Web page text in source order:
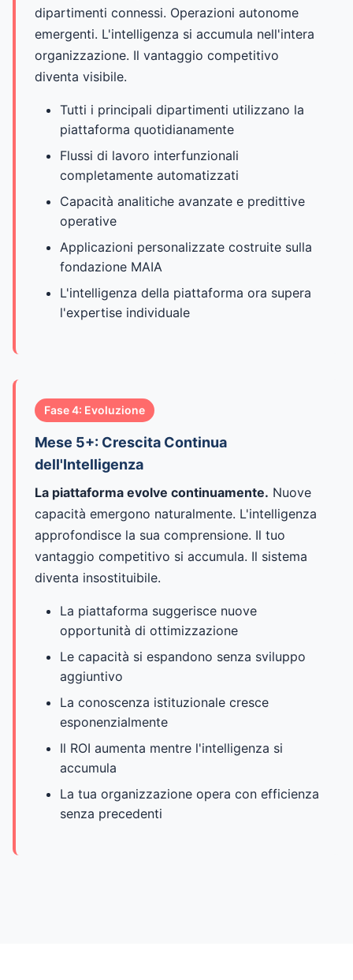
dipartimenti connessi. Operazioni autonome
emergenti. L'intelligenza si accumula nell'intera
organizzazione. Il vantaggio competitivo
diventa visibile.
Tutti i principali dipartimenti utilizzano la
piattaforma quotidianamente
Flussi di lavoro interfunzionali
completamente automatizzati
Capacità analitiche avanzate e predittive
operative
Applicazioni personalizzate costruite sulla
fondazione MAIA
L'intelligenza della piattaforma ora supera
l'expertise individuale
Fase 4: Evoluzione
Mese 5+: Crescita Continua
dell'Intelligenza
La piattaforma evolve continuamente. Nuove
capacità emergono naturalmente. L'intelligenza
approfondisce la sua comprensione. Il tuo
vantaggio competitivo si accumula. Il sistema
diventa insostituibile.
La piattaforma suggerisce nuove
opportunità di ottimizzazione
Le capacità si espandono senza sviluppo
aggiuntivo
La conoscenza istituzionale cresce
esponenzialmente
Il ROI aumenta mentre l'intelligenza si
accumula
La tua organizzazione opera con efficienza
senza precedenti